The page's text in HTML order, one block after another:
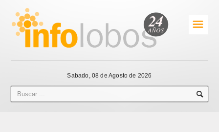
☰
Sabado, 08 de Agosto de 2026